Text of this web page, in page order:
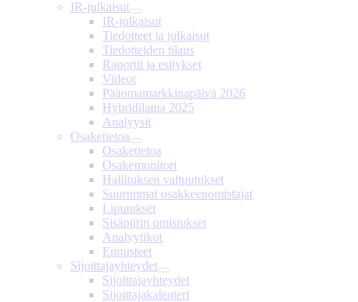
IR-julkaisut
IR-julkaisut
Tiedotteet ja julkaisut
Tiedotteiden tilaus
Raportit ja esitykset
Videot
Pääomamarkkinapäivä 2026
Hybridilaina 2025
Analyysit
Osaketietoa
Osaketietoa
Osakemonitori
Hallituksen valtuutukset
Suurimmat osakkeenomistajat
Liputukset
Sisäpiirin omistukset
Analyytikot
Ennusteet
Sijoittajayhteydet
Sijoittajayhteydet
Sijoittajakalenteri